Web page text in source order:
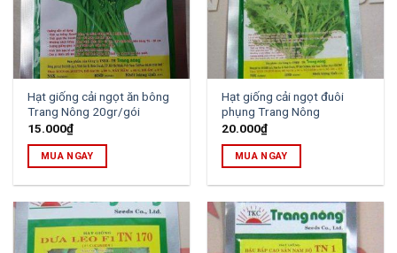
Hạt giống cải ngọt ăn bông
Trang Nông 20gr/gói
15.000₫
MUA NGAY
Hạt giống cải ngọt đuôi
phụng Trang Nông
20.000₫
MUA NGAY